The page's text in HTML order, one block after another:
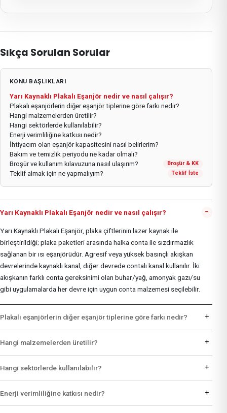
Sıkça Sorulan Sorular
KONU BAŞLIKLARI
Yarı Kaynaklı Plakalı Eşanjör nedir ve nasıl çalışır?
Plakalı eşanjörlerin diğer eşanjör tiplerine göre farkı nedir?
Hangi malzemelerden üretilir?
Hangi sektörlerde kullanılabilir?
Enerji verimliliğine katkısı nedir?
İhtiyacım olan eşanjör kapasitesini nasıl belirlerim?
Bakım ve temizlik periyodu ne kadar olmalı?
Broşür ve kullanım kılavuzuna nasıl ulaşırım?
Broşür & KK
Teklif almak için ne yapmalıyım? Teklif İste
Yarı Kaynaklı Plakalı Eşanjör nedir ve nasıl çalışır? −
Yarı Kaynaklı Plakalı Eşanjör, plaka çiftlerinin lazer kaynak ile
birleştirildiği; plaka paketleri arasında halka conta ile sızdırmazlık
sağlanan bir ısı eşanjörüdür. Agresif veya yüksek basınçlı akışkan
devrelerinde kaynaklı kanal, diğer devrede contalı kanal kullanılır. İki
akışkanın farklı conta gereksinimi olan buhar/yağ, amonyak gazı/su
gibi uygulamalarda her devre için uygun conta malzemesi seçilebilir.
Plakalı eşanjörlerin diğer eşanjör tiplerine göre farkı nedir? +
Hangi malzemelerden üretilir? +
Hangi sektörlerde kullanılabilir? +
Enerji verimliliğine katkısı nedir? +